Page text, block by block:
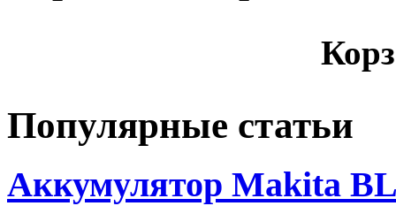
Популярные статьи
Аккумулятор Makita